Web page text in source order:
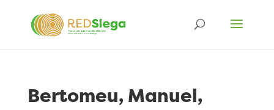
Bertomeu, Manuel,